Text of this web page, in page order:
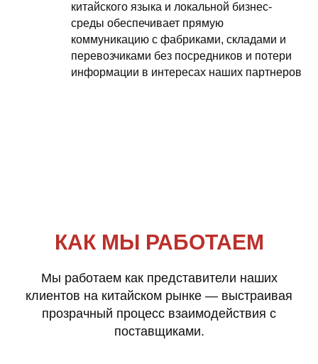
китайского языка и локальной бизнес-
среды обеспечивает прямую
коммуникацию с фабриками, складами и
перевозчиками без посредников и потери
информации в интересах наших партнеров
КАК МЫ РАБОТАЕМ
Мы работаем как представители наших
клиентов на китайском рынке — выстраивая
прозрачный процесс взаимодействия с
поставщиками.